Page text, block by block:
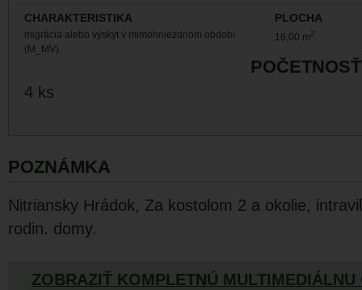
CHARAKTERISTIKA
migrácia alebo výskyt v mimohniezdnom období
(M_MV)
PLOCHA
16,00 m2
POČETNOSŤ
4 ks
POZNÁMKA
Nitriansky Hrádok, Za kostolom 2 a okolie,
rodin. domy.
ZOBRAZIŤ KOMPLETNÚ MULTIMEDIÁLNU